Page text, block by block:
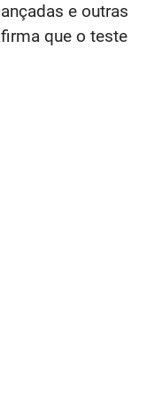
e outras
que o teste